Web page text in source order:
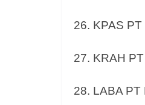
26. KPAS
27. KRAH
28. LABA PT